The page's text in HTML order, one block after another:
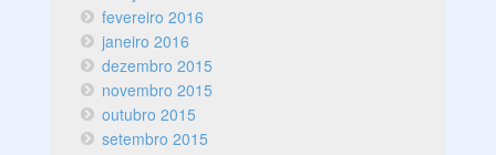
fevereiro 2016
janeiro 2016
dezembro 2015
novembro 2015
outubro 2015
setembro 2015